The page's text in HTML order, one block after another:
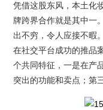
凭借这股东风，本土化
牌跨界合作就是其中一
出不穷，令人应接不暇
在社交平台成功的推品
个共同特征，一是在产
突出的功能和卖点；第